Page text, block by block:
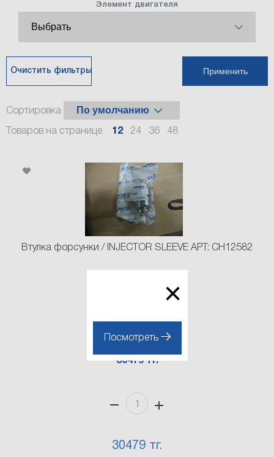
×
Посмотреть
Элемент двигателя
Применить
Очистить фильтры
Сортировка
Товаров на странице 12 24 36 48
Втулка форсунки / INJECTOR SLEEVE АРТ: CH12582
30479 тг.
30479 тг.